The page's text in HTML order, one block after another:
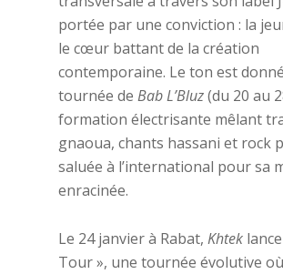
portée par une conviction : la
le cœur battant de la création
contemporaine. Le ton est
tournée de Bab L’Bluz(du 20 au
formation électrisante mêlant
gnaoua, chants hassani et rock
saluée à l’international pour sa
enracinée.
Le 24 janvier à Rabat, Khtek
Tour », une tournée évolutive